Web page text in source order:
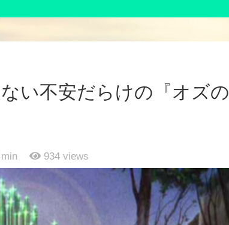
い不安だらけの『オズの
934 views